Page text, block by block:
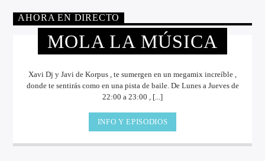
AHORA EN DIRECTO
MOLA LA MÚSICA
Xavi Dj y Javi de Korpus , te sumergen en un megamix increíble ,
donde te sentirás como en una pista de baile. De Lunes a Jueves de
22:00 a 23:00 , [...]
INFO Y EPISODIOS